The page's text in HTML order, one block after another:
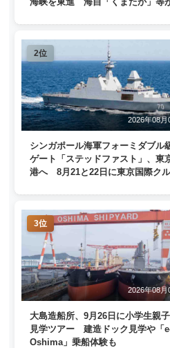
2位
2026年08
シンガポール海軍フォーミダブル
ゲート「ステッドファスト」、東
港へ 8月21と22日に東京国際ク
3位
2026年08
大島造船所、9月26日に小学生親
見学ツアー 建造ドック見学や「
Oshima」乗船体験も